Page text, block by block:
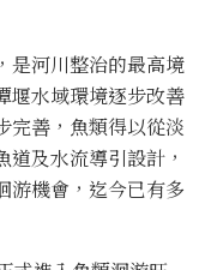
是河川整治的最高境
堰水域環境逐步改善
完善，魚類得以從淡
及水流導引設計，
游機會，迄今已有多